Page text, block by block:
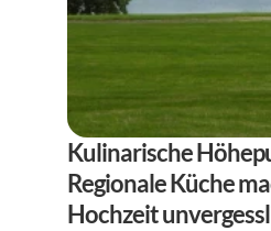
Kulinarische
Regionale Küche
Hochzeit